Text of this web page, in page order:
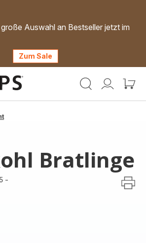
Auswahl an Bestseller jetzt im
Zum Sale
Mein
Mein
Bratlinge
-